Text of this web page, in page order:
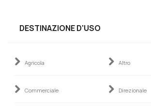
DESTINAZIONE D'USO
Agricola Altro
Commerciale Direzionale